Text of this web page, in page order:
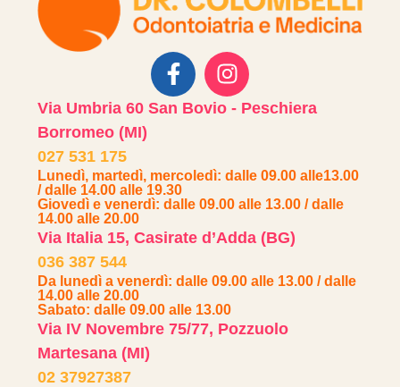
Via Umbria 60 San Bovio - Peschiera
Borromeo (MI)
027 531 175
Lunedì, martedì, mercoledì: dalle 09.00 alle13.00
/ dalle 14.00 alle 19.30
Giovedì e venerdì: dalle 09.00 alle 13.00 / dalle
14.00 alle 20.00
Via Italia 15, Casirate d’Adda (BG)
036 387 544
Da lunedì a venerdì: dalle 09.00 alle 13.00 / dalle
14.00 alle 20.00
Sabato: dalle 09.00 alle 13.00
Via IV Novembre 75/77, Pozzuolo
Martesana (MI)
02 37927387